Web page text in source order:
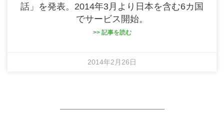
話」を発表。2014年3月より日本を含む6カ国
でサービス開始。
>> 記事を読む
2014年2月26日